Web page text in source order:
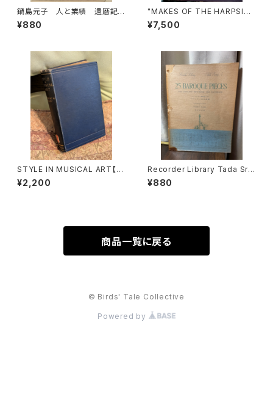
鍋島元子 人と業績 還暦記
念1997【編集：古楽研究会 Ori
go et Practica 年譜作成委員
¥880
"MAKES OF THE HARPSICH
ORD AND CLAVICHORD 14
40-1840 SECOND EDITION
ss 1974年"
¥7,500
STYLE IN MUSICAL ART【著
者：C. HUBERT H.PARRY】出
版社：MACMILLAN AND CO,
¥2,200
Recorder Library Tada Srie
s1 25 BAROQUE PIECES FO
R TREBLE RECORDER AND
¥880
商品一覧に戻る
© Birds' Tale Collective
Powered by